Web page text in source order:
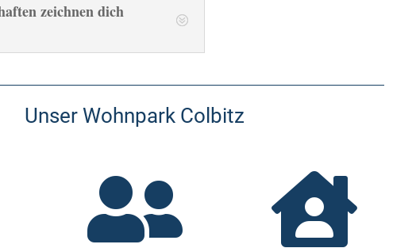
zeichnen dich
Unser Wohnpark Colbitz
 